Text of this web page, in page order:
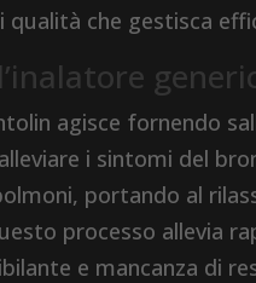
che gestisca
agisce fornendo
i sintomi del
portando al
processo allevia
e mancanza di